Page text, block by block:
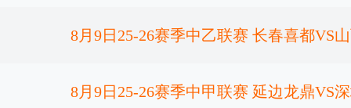
正片
8月9日25-26赛季中乙联赛 长春喜都VS
正片
8月9日25-26赛季中甲联赛 延边龙鼎VS